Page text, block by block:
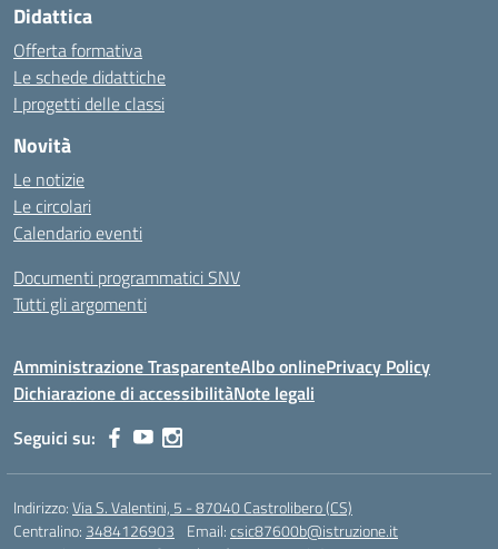
Didattica
Offerta formativa
Le schede didattiche
I progetti delle classi
Novità
Le notizie
Le circolari
Calendario eventi
Documenti programmatici SNV
Tutti gli argomenti
Amministrazione TrasparenteAlbo onlinePrivacy Policy
Dichiarazione di accessibilitàNote legali
Seguici su:
Indirizzo:Via S. Valentini, 5 - 87040 Castrolibero (CS)
Centralino: 3484126903 Email:csic87600b@istruzione.it